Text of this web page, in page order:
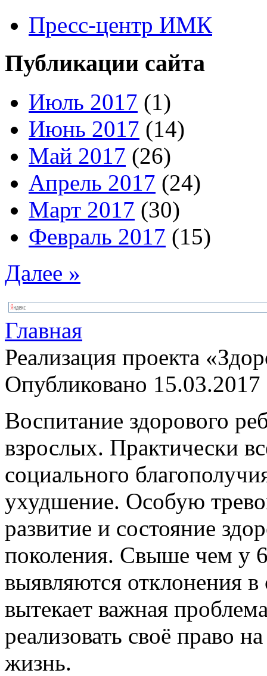
Пресс-центр ИМК
Публикации сайта
Июль 2017 (1)
Июнь 2017 (14)
Май 2017 (26)
Апрель 2017 (24)
Март 2017 (30)
Февраль 2017 (15)
Далее »
Главная
Реализация проекта
Опубликовано
Воспитание здорового
взрослых. Практически
социального
ухудшение. Особую
развитие и состояние
поколения. Свыше чем у
выявляются отклонения
вытекает важная
реализовать своё право
жизнь.